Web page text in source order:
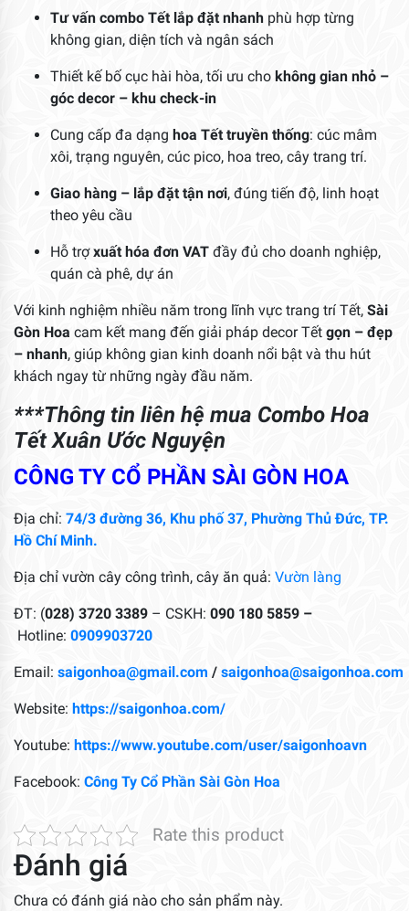
Tư vấn combo Tết lắp đặt nhanh phù hợp từng
không gian, diện tích và ngân sách
Thiết kế bố cục hài hòa, tối ưu cho không gian nhỏ –
góc decor – khu check-in
Cung cấp đa dạng hoa Tết truyền thống: cúc mâm
xôi, trạng nguyên, cúc pico, hoa treo, cây trang trí.
Giao hàng – lắp đặt tận nơi, đúng tiến độ, linh hoạt
theo yêu cầu
Hỗ trợxuất hóa đơn VAT đầy đủ cho doanh nghiệp,
quán cà phê, dự án
Với kinh nghiệm nhiều năm trong lĩnh vực trang trí Tết, Sài
Gòn Hoa cam kết mang đến giải pháp decor Tết gọn – đẹp
– nhanh, giúp không gian kinh doanh nổi bật và thu hút
khách ngay từ những ngày đầu năm.
***Thông tin liên hệ mua Combo Hoa
Tết Xuân Ước Nguyện
CÔNG TY CỔ PHẦN SÀI GÒN HOA
Địa chỉ: 74/3 đường 36, Khu phố 37, Phường Thủ Đức, TP.
Hồ Chí Minh.
Địa chỉ vườn cây công trình, cây ăn quả: Vườn làng
ĐT: (028) 3720 3389 – CSKH: 090 180 5859 –
Hotline: 0909903720
Email: saigonhoa@gmail.com / saigonhoa@saigonhoa.com
Website: https://saigonhoa.com/
Youtube: https://www.youtube.com/user/saigonhoavn
Facebook: Công Ty Cổ Phần Sài Gòn Hoa
Rate this product
Đánh giá
Chưa có đánh giá nào cho sản phẩm này.